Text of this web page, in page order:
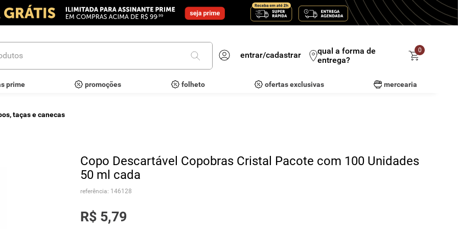
entrar/cadastrar
qual a forma de
entrega?
0
prime promoções folheto ofertas exclusivas mercearia
taças e canecas
Copo Descartável Copobras Cristal Pacote com 100 Unidades
50 ml cada
referência: 146128
R$ 5,79